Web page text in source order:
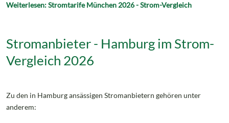
Weiterlesen: Stromtarife München 2026 - Strom-Vergleich
Stromanbieter - Hamburg im Strom-
Vergleich 2026
Zu den in Hamburg ansässigen Stromanbietern gehören unter
anderem: